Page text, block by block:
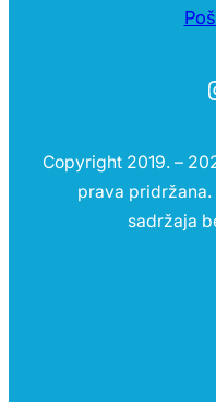
Copyright 2019. –
prava
sadržaja